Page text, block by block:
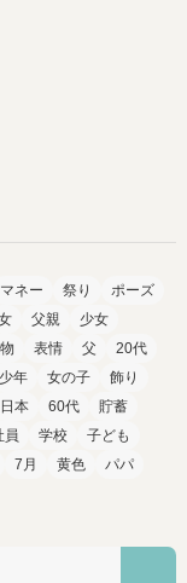
マネー 祭り
ポーズ
父親
少女
表情 父
20代
少年 女の子
飾り
日本 60代
貯蓄
員 学校
子ども
7月 黄色
パパ